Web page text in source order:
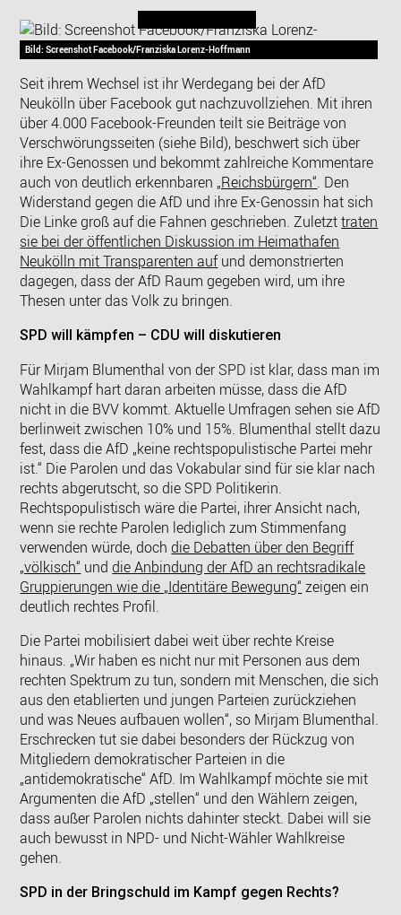
Bild: Screenshot Facebook/Franziska Lorenz-Hoffmann
Seit ihrem Wechsel ist ihr Werdegang bei der AfD
Neukölln über Facebook gut nachzuvollziehen. Mit ihren
über 4.000 Facebook-Freunden teilt sie Beiträge von
Verschwörungsseiten (siehe Bild), beschwert sich über
ihre Ex-Genossen und bekommt zahlreiche Kommentare
auch von deutlich erkennbaren „Reichsbürgern“. Den
Widerstand gegen die AfD und ihre Ex-Genossin hat sich
Die Linke groß auf die Fahnen geschrieben. Zuletzttraten
sie bei der öffentlichen Diskussion im Heimathafen
Neukölln mit Transparenten aufund demonstrierten
dagegen, dass der AfD Raum gegeben wird, um ihre
Thesen unter das Volk zu bringen.
SPD will kämpfen – CDU will diskutieren
Für Mirjam Blumenthal von der SPD ist klar, dass man im
Wahlkampf hart daran arbeiten müsse, dass die AfD
nicht in die BVV kommt. Aktuelle Umfragen sehen sie AfD
berlinweit zwischen 10% und 15%. Blumenthal stellt dazu
fest, dass die AfD „keine rechtspopulistische Partei mehr
ist.“ Die Parolen und das Vokabular sind für sie klar nach
rechts abgerutscht, so die SPD Politikerin.
Rechtspopulistisch wäre die Partei, ihrer Ansicht nach,
wenn sie rechte Parolen lediglich zum Stimmenfang
verwenden würde, dochdie Debatten über den Begriff
„völkisch“ unddie Anbindung der AfD an rechtsradikale
Gruppierungen wie die „Identitäre Bewegung“ zeigen ein
deutlich rechtes Profil.
Die Partei mobilisiert dabei weit über rechte Kreise
hinaus. „Wir haben es nicht nur mit Personen aus dem
rechten Spektrum zu tun, sondern mit Menschen, die sich
aus den etablierten und jungen Parteien zurückziehen
und was Neues aufbauen wollen“, so Mirjam Blumenthal.
Erschrecken tut sie dabei besonders der Rückzug von
Mitgliedern demokratischer Parteien in die
„antidemokratische“ AfD. Im Wahlkampf möchte sie mit
Argumenten die AfD „stellen“ und den Wählern zeigen,
dass außer Parolen nichts dahinter steckt. Dabei will sie
auch bewusst in NPD- und Nicht-Wähler Wahlkreise
gehen.
SPD in der Bringschuld im Kampf gegen Rechts?